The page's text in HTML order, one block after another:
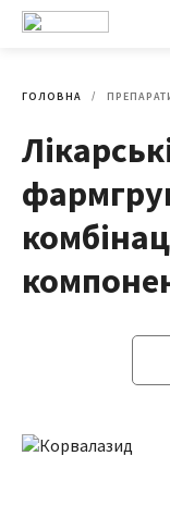
ГОЛОВНА